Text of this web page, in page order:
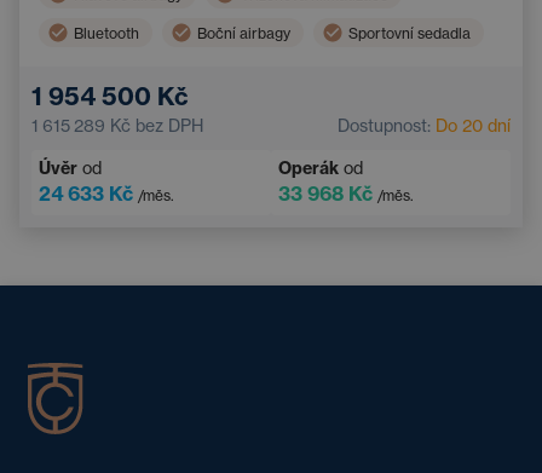
Bluetooth Boční airbagy Sportovní sedadla
Parkovací kamera
1 954 500 Kč
1 615 289 Kč bez DPH Dostupnost: Do 20 dní
Úvěr od
24 633 Kč /měs.
Operák od
33 968 Kč /měs.